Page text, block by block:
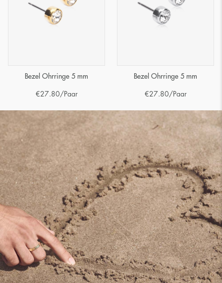
Bezel Ohrringe 5 mm
€27.80/Paar
Bezel Ohrringe 5 mm
€27.80/Paar